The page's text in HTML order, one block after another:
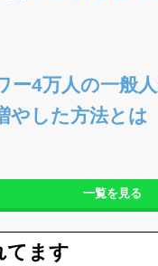
ー4万人の一般
やした方法とは
一覧を見る
てます